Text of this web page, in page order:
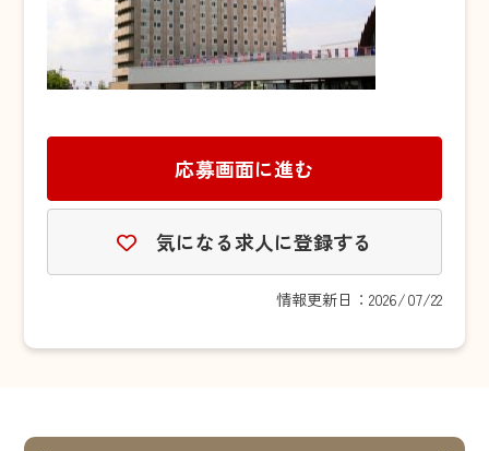
応募画面に進む
気になる求人に登録する
情報更新日：2026/07/22